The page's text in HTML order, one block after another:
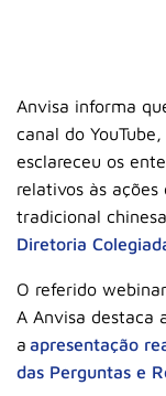
Anvisa informa
canal do YouTube,
esclareceu os
relativos às
tradicional
Diretoria
O referido
A Anvisa destaca
a apresentação
das Perguntas e